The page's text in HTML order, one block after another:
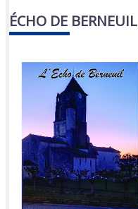
ÉCHO DE BERNEUIL